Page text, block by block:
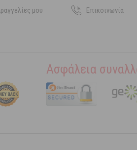
μου Επικοινωνία
Ασφάλεια